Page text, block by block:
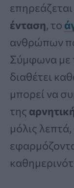
ένταση, το
ανθρώπων
Σύμφωνα με
διαθέτει
μπορεί να
της
μόλις